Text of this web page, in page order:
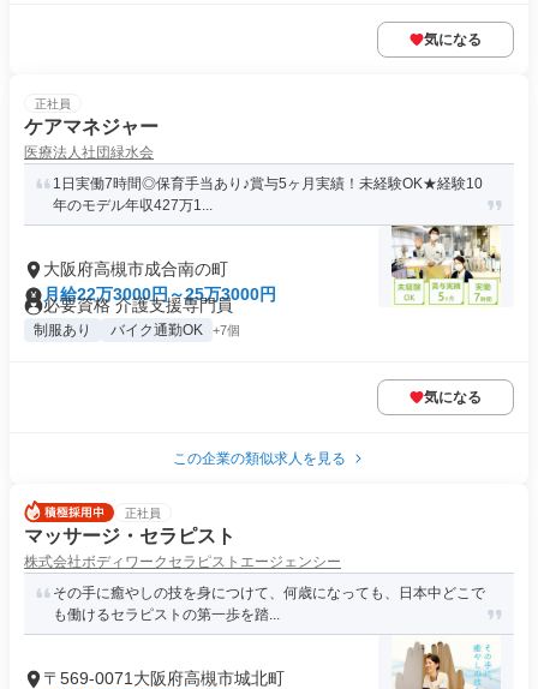
気になる
正社員
ケアマネジャー
医療法人社団緑水会
1日実働7時間◎保育手当あり♪賞与5ヶ月実績！未経験OK★経験10
年のモデル年収427万1...
大阪府高槻市成合南の町
月給22万3000円～25万3000円
必要資格 介護支援専門員
制服あり バイク通勤OK +7個
気になる
この企業の類似求人を見る
正社員
マッサージ・セラピスト
株式会社ボディワークセラピストエージェンシー
その手に癒やしの技を身につけて、何歳になっても、日本中どこで
も働けるセラピストの第一歩を踏...
〒569-0071大阪府高槻市城北町